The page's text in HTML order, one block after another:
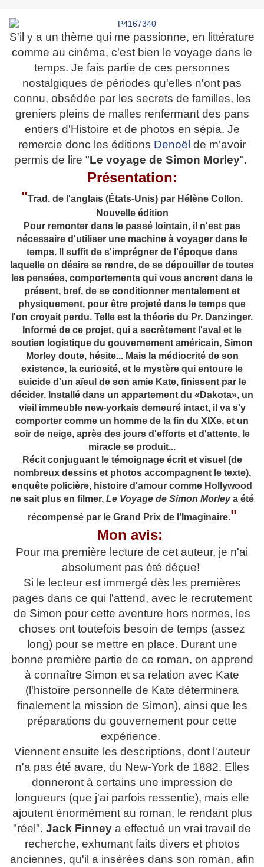
S'il y a un thème qui me passionne, en littérature
comme au cinéma, c'est bien le voyage dans le
temps. Je fais partie de ces personnes
nostalgiques de périodes qu'elles n'ont pas
connu, obsédée par les secrets de familles, les
greniers pleins de malles renfermant des pans
entiers d'Histoire et de photos en sépia. Je
remercie donc les éditions Denoël de m'avoir
permis de lire "Le voyage de Simon Morley".
Présentation:
"Trad. de l'anglais (États-Unis) par Hélène Collon.
Nouvelle édition
Pour remonter dans le passé lointain, il n'est pas
nécessaire d'utiliser une machine à voyager dans le
temps. Il suffit de s'imprégner de l'époque dans
laquelle on désire se rendre, de se dépouiller de toutes
les pensées, comportements qui vous ancrent dans le
présent, bref, de se conditionner mentalement et
physiquement, pour être projeté dans le temps que
l'on croyait perdu. Telle est la théorie du Pr. Danzinger.
Informé de ce projet, qui a secrètement l'aval et le
soutien logistique du gouvernement américain, Simon
Morley doute, hésite... Mais la médiocrité de son
existence, la curiosité, et le mystère qui entoure le
suicide d'un aïeul de son amie Kate, finissent par le
décider. Installé dans un appartement du «Dakota», un
vieil immeuble new-yorkais demeuré intact, il va s'y
comporter comme un homme de la fin du XIXe, et un
soir de neige, après des jours d'efforts et d'attente, le
miracle se produit...
Récit conjuguant le témoignage écrit et visuel (de
nombreux dessins et photos accompagnent le texte),
enquête policière, histoire d'amour comme Hollywood
ne sait plus en filmer, Le Voyage de Simon Morleya été
récompensé par le Grand Prix de l'Imaginaire."
Mon avis:
Pour ma première lecture de cet auteur, je n'ai
absolument pas été déçue!
Si le lecteur est immergé dès les premières
pages dans ce qui l'attend, avec le recrutement
de Simon pour cette aventure hors normes, les
choses ont toutefois besoin de temps (assez
long) pour se mettre en place. Durant une
bonne première partie de ce roman, on apprend
à connaître Simon et sa relation avec Kate
(l'histoire personnelle de Kate déterminera
finalement la mission de Simon), ainsi que les
préparations du gouvernement pour cette
expérience.
Viennent ensuite les descriptions, dont l'auteur
n'a pas été avare, du New-York de 1882. Elles
donneront à certains une impression de
longueurs (que j'ai parfois ressentie), mais elle
ajoutent énormément au roman, le rendant plus
"réel". Jack Finney a effectué un vrai travail de
recherche, exhumant faits divers et photos
anciennes, qu'il a insérées dans son roman, afin